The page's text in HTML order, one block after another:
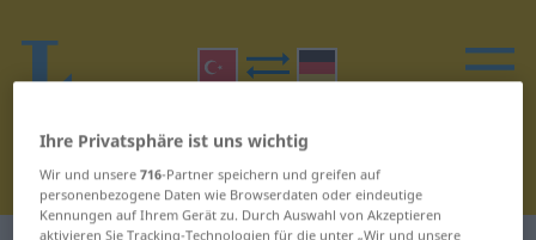
Ihre Privatsphäre ist uns wichtig
Wir und unsere716-Partner speichern und greifen auf
personenbezogene Daten wie Browserdaten oder eindeutige
Kennungen auf Ihrem Gerät zu. Durch Auswahl von Akzeptieren
aktivieren Sie Tracking-Technologien für die unter „Wir und unsere